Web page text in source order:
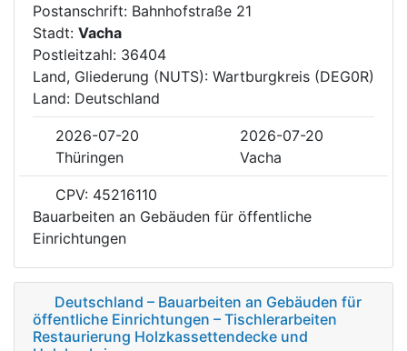
Postanschrift: Bahnhofstraße 21
Stadt: Vacha
Postleitzahl: 36404
Land, Gliederung (NUTS): Wartburgkreis (DEG0R)
Land: Deutschland
2026-07-20
2026-07-20
Thüringen
Vacha
CPV: 45216110
Bauarbeiten an Gebäuden für öffentliche
Einrichtungen
Deutschland – Bauarbeiten an Gebäuden für
öffentliche Einrichtungen – Tischlerarbeiten
Restaurierung Holzkassettendecke und